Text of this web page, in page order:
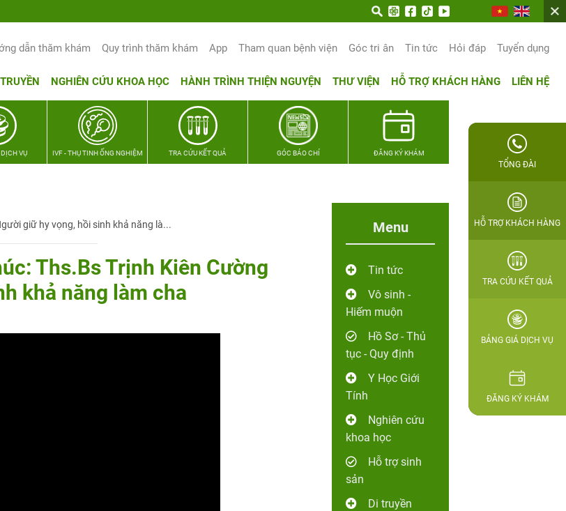
dẫn thăm khám Quy trình thăm khám App Tham quan bệnh viện Góc tri ân Tin tức Hỏi đáp Tuyển dụng
NGHIÊN CỨU KHOA HỌC HÀNH TRÌNH THIỆN NGUYỆN THƯ VIỆN HỖ TRỢ KHÁCH HÀNG LIÊN HỆ
VỤ IVF - THỤ TINH ỐNG NGHIỆM TRA CỨU KẾT QUẢ GÓC BÁO CHÍ ĐĂNG KÝ KHÁM
giữ hy vọng, hồi sinh khả năng là...
Ths.Bs Trịnh Kiên Cường
khả năng làm cha
Menu
Tin tức
Vô sinh -
Hiếm muộn
Hồ Sơ - Thủ
tục - Quy định
Y Học Giới
Tính
Nghiên cứu
khoa học
Hỗ trợ sinh
sản
Di truyền
TỔNG ĐÀI
HỖ TRỢ KHÁCH HÀNG
TRA CỨU KẾT QUẢ
BẢNG GIÁ DỊCH VỤ
ĐĂNG KÝ KHÁM